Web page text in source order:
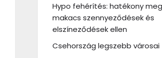
Hypo fehérítés: hatékony
makacs szennyeződések és
elszíneződések ellen
Csehország legszebb városai